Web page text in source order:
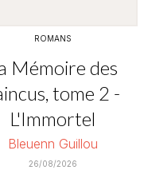
ROMANS
Mémoire des
tome 2 -
L'Immortel
Bleuenn Guillou
26/08/2026